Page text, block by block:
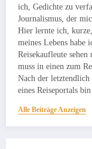
ich, Gedichte zu
Journalismus, der
Hier lernte ich,
meines Lebens habe
Reisekaufleute
muss in einen zum
Nach der
eines Reiseportals
Alle Beiträge Anzeigen